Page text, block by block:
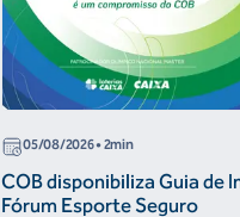
05/08/2026• 2min
COB disponibiliza Guia de
Fórum Esporte Seguro